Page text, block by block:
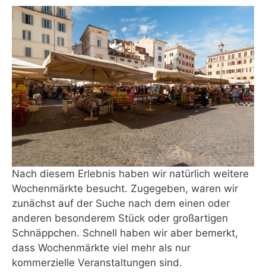
Nach diesem Erlebnis haben wir natürlich weitere
Wochenmärkte besucht. Zugegeben, waren wir
zunächst auf der Suche nach dem einen oder
anderen besonderem Stück oder großartigen
Schnäppchen. Schnell haben wir aber bemerkt,
dass Wochenmärkte viel mehr als nur
kommerzielle Veranstaltungen sind.